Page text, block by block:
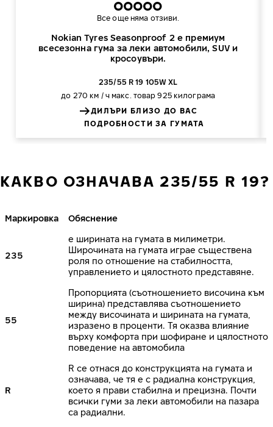
Nokian Tyres Seasonproof 2 е премиум
всесезонна гума за леки автомобили, SUV и
кросоувъри.
Все още няма отзиви.
235/55 R 19 105W XL
до 270 км / ч макс. товар 925 килограма
ДИЛЪРИ БЛИЗО ДО ВАС
ПОДРОБНОСТИ ЗА ГУМАТА
КАКВО ОЗНАЧАВА 235/55 R 19?
Маркировка Обяснение
235
е ширината на гумата в милиметри.
Широчината на гумата играе съществена
роля по отношение на стабилността,
управлението и цялостното представяне.
55
Пропорцията (съотношението височина към
ширина) представлява съотношението
между височината и ширината на гумата,
изразено в проценти. Тя оказва влияние
върху комфорта при шофиране и цялостното
поведение на автомобила
R
R се отнася до конструкцията на гумата и
означава, че тя е с радиална конструкция,
което я прави стабилна и прецизна. Почти
всички гуми за леки автомобили на пазара
са радиални.